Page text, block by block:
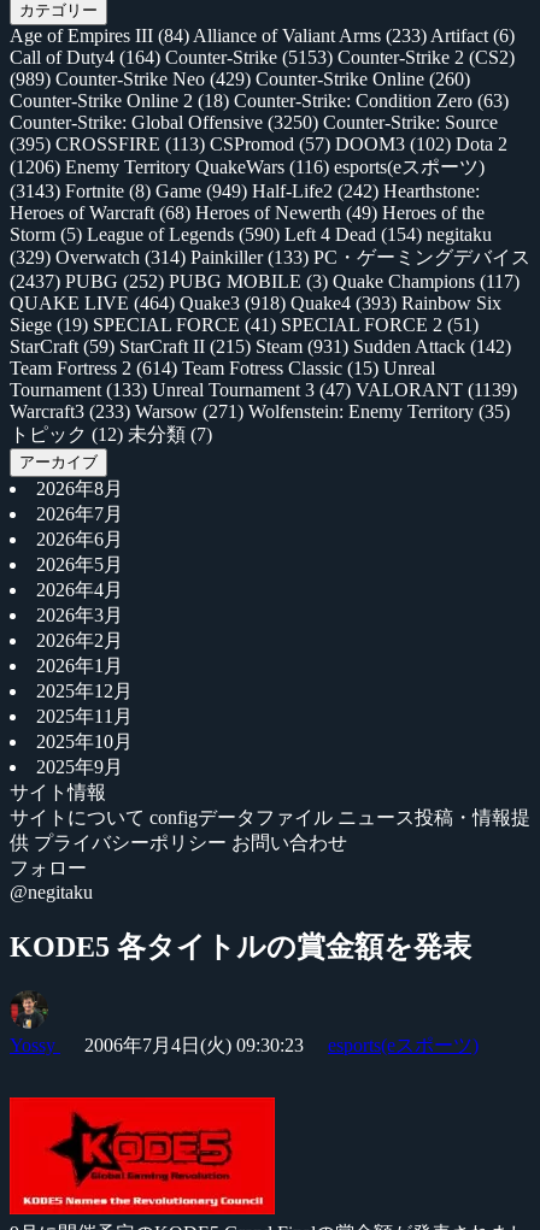
カテゴリー
Age of Empires III (84) Alliance of Valiant Arms (233) Artifact (6)
Call of Duty4 (164) Counter-Strike (5153) Counter-Strike 2 (CS2)
(989) Counter-Strike Neo (429) Counter-Strike Online (260)
Counter-Strike Online 2 (18) Counter-Strike: Condition Zero (63)
Counter-Strike: Global Offensive (3250) Counter-Strike: Source
(395) CROSSFIRE (113) CSPromod (57) DOOM3 (102) Dota 2
(1206) Enemy Territory QuakeWars (116) esports(eスポーツ)
(3143) Fortnite (8) Game (949) Half-Life2 (242) Hearthstone:
Heroes of Warcraft (68) Heroes of Newerth (49) Heroes of the
Storm (5) League of Legends (590) Left 4 Dead (154) negitaku
(329) Overwatch (314) Painkiller(133) PC・ゲーミングデバイス
(2437) PUBG (252) PUBG MOBILE (3) Quake Champions (117)
QUAKE LIVE (464) Quake3 (918) Quake4 (393) Rainbow Six
Siege (19) SPECIAL FORCE (41) SPECIAL FORCE 2 (51)
StarCraft (59) StarCraft II (215) Steam (931) Sudden Attack (142)
Team Fortress 2 (614) Team Fotress Classic (15) Unreal
Tournament (133) Unreal Tournament 3 (47) VALORANT (1139)
Warcraft3 (233) Warsow (271) Wolfenstein: Enemy Territory (35)
トピック (12) 未分類 (7)
アーカイブ
2026年8月
2026年7月
2026年6月
2026年5月
2026年4月
2026年3月
2026年2月
2026年1月
2025年12月
2025年11月
2025年10月
2025年9月
サイト情報
サイトについて configデータファイル ニュース投稿・情報提
供 プライバシーポリシー お問い合わせ
フォロー
@negitaku
KODE5 各タイトルの賞金額を発表
Yossy 2006年7月4日(火) 09:30:23 esports(eスポーツ)